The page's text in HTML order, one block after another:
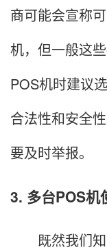
商可能会宣称
机，但一般这
POS机时建议
合法性和安全
要及时举报。
3. 多台POS机
既然我们知